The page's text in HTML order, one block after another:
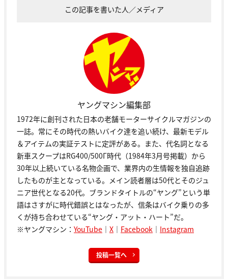
この記事を書いた人／メディア
ヤングマシン編集部
1972年に創刊された日本の老舗モーターサイクルマガジンの
一誌。常にその時代の熱いバイク達を追い続け、最新モデル
＆アイテムの実証テストに定評がある。また、代名詞となる
新車スクープはRG400/500Γ時代（1984年3月号掲載）から
30年以上続いている名物企画で、業界内の生情報を独自追跡
したものが主となっている。メイン読者層は50代とそのジュ
ニア世代となる20代。ブランドタイトルの“ヤング”という単
語はさすがに時代錯誤とはなったが、信条はバイク乗りの多
くが持ち合わせている“ヤング・アット・ハート”だ。
※ヤングマシン： YouTube ｜ X ｜ Facebook ｜ Instagram
投稿一覧へ